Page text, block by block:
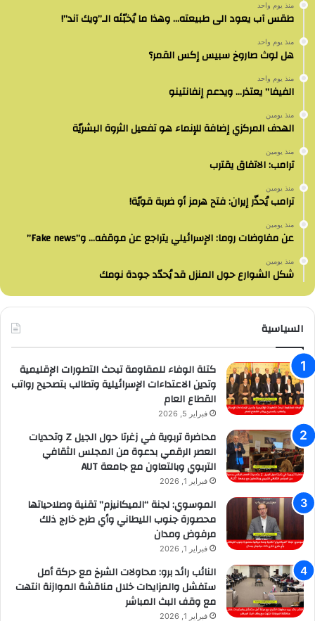
منذ يوم واحد
طقس آب يعود الى طبيعته… وهذا ما يُخبّئه الـ”ويك آند”!
منذ يوم واحد
هل لوث صاروخ سبيس إكس القمر؟
منذ يوم واحد
الفيفا” يعتذر… ويدعم إنفانتينو
منذ يومين
الهدف المركزي إضافة للإنماء هو تفعيل الثروة البشريّة
منذ يومين
ترامب: الاتفاق يقترب
منذ يومين
ترامب يُحذّر إيران: فتح هرمز أو ضربة قويّة!
منذ يومين
عن مفاوضات روما: الإسرائيلي يتراجع عن موقفه… و”Fake news”
منذ يومين
شكل الشوارع حول المنزل قد يُحدّد جودة نومك
السياسية
كتلة الوفاء للمقاومة تبحث التطورات الإقليمية
وتدين الاعتداءات الإسرائيلية وتطالب بتصحيح رواتب
القطاع العام
فبراير 5, 2026
محاضرة تربوية في زغرتا حول الجيل Z وتحديات
العصر الرقمي بدعوة من المجلس الثقافي
التربوي وبالتعاون مع جامعة AUT
فبراير 1, 2026
الموسوي: لجنة “الميكانيزم” تقنية وصلاحياتها
محصورة جنوب الليطاني وأي طرح خارج ذلك
مرفوض ومدان
فبراير 1, 2026
النائب رائد برو: محاولات الشرخ مع حركة أمل
ستفشل والمزايدات خلال مناقشة الموازنة انتهت
مع وقف البث المباشر
فبراير 1, 2026